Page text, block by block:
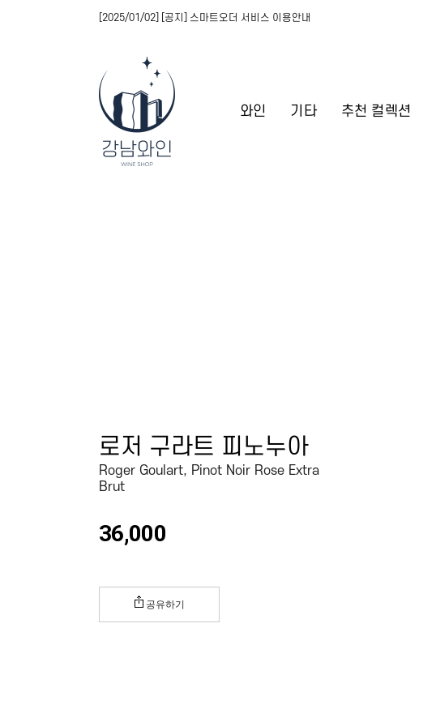
와인 기타 추천 컬렉션
[2025/01/02] [공지] 스마트오더 서비스 이용안내
로저 구라트 피노누아
Roger Goulart, Pinot Noir Rose Extra
Brut
36,000
공유하기